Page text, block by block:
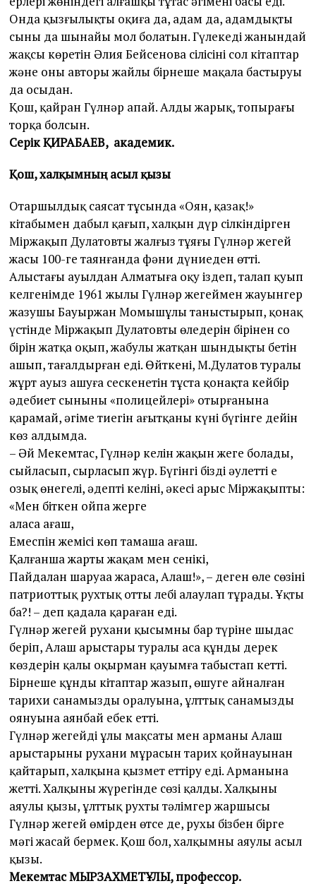
Онда қызғылықты оқиға да, адам да, адамдықтың
сыны да шынайы мол болатын. Гүлекеңді жанындай
жақсы көретін Әлия Бейсенова сіңлісінің сол кітаптар
және оның авторы жайлы бірнеше мақала бастыруы
да осыдан.
Қош, қайран Гүлнәр апай. Алдың жарық, топырағың
торқа болсын.
Серік ҚИРАБАЕВ, академик.
Қош, халқымның асыл қызы
Отаршылдық саясат тұсында «Оян, қазақ!»
кітабымен дабыл қағып, халқын дүр сілкіндірген
Міржақып Дулатовтың жалғыз тұяғы Гүлнәр жеңгей
жасы 100-ге таянғанда фәни дүниеден өтті.
Алыстағы ауылдан Алматыға оқу іздеп, талап қуып
келгенімде 1961 жылы Гүлнәр жеңгеймен жауынгер
жазушы Бауыржан Момышұлы таныстырып, қонақ
үстінде Міржақып Дулатовтың өлеңдерін бірінен соң
бірін жатқа оқып, жабулы жатқан шындықтың бетін
ашып, таңғалдырған еді. Өйткені, М.Дулатов туралы
жұрт ауыз ашуға сескенетін тұста қонақта кейбір
әдебиет сынының «полицейлері» отырғанына
қарамай, әңгіме тиегін ағытқаны күні бүгінге дейін
көз алдымда.
– Әй Мекемтас, Гүлнәр келін жақын жеңгең болады,
сыйласып, сырласып жүр. Бүгінгі біздің әулеттің ең
озық өнегелі, әдепті келіні, әкесі арыс Міржақыптың:
«Мен біткен ойпаң жерге
аласа ағаш,
Емеспін жемісі көп тамаша ағаш.
Қалғанша жарты жаңқам мен сенікі,
Пайдалан шаруаңа жараса, Алаш!», – деген өлең сөзінің
патриоттық рухтық отты лебі алаулап тұрады. Ұқтың
ба?! – деп қадала қараған еді.
Гүлнәр жеңгей рухани қысымның бар түріне шыдас
беріп, Алаш арыстары туралы аса құнды дерек
көздерін қалың оқырман қауымға табыстап кетті.
Бірнеше құнды кітаптар жазып, өшуге айналған
тарихи санамыздың оралуына, ұлттық санамыздың
оянуына аянбай еңбек етті.
Гүлнәр жеңгейдің ұлы мақсаты мен арманы Алаш
арыстарының рухани мұрасын тарих қойнауынан
қайтарып, халқына қызмет еттіру еді. Арманына
жетті. Халқының жүрегінде сөзі қалды. Халқының
аяулы қызы, ұлттық рухтың тәлімгер жаршысы
Гүлнәр жеңгей өмірден өтсе де, рухы бізбен бірге
мәңгі жасай бермек. Қош бол, халқымның аяулы асыл
қызы.
Мекемтас МЫРЗАХМЕТҰЛЫ, профессор.